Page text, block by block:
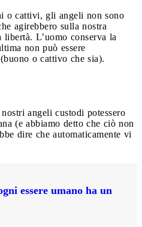
o cattivi, gli angeli non sono
agirebbero sulla nostra
L’uomo conserva la
non può essere
o cattivo che sia).
angeli custodi potessero
(e abbiamo detto che ciò non
dire che automaticamente vi
essere umano ha un